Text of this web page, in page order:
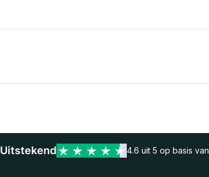
Uitstekend 4.6 uit 5 op basis van